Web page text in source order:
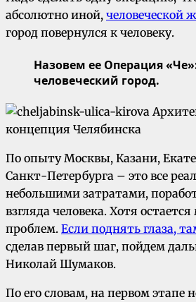
абсолютно иной, человеческой
город повернулся к человеку.
Назовем ее Операция
человеческий город.
По опыту Москвы, Казани,
Санкт-Петербурга – это все
небольшими затратами,
взгляда человека. Хотя
проблем. Если поднять глаза,
сделав первый шаг, пойдем
Николай Шумаков.
По его словам, на первом этапе